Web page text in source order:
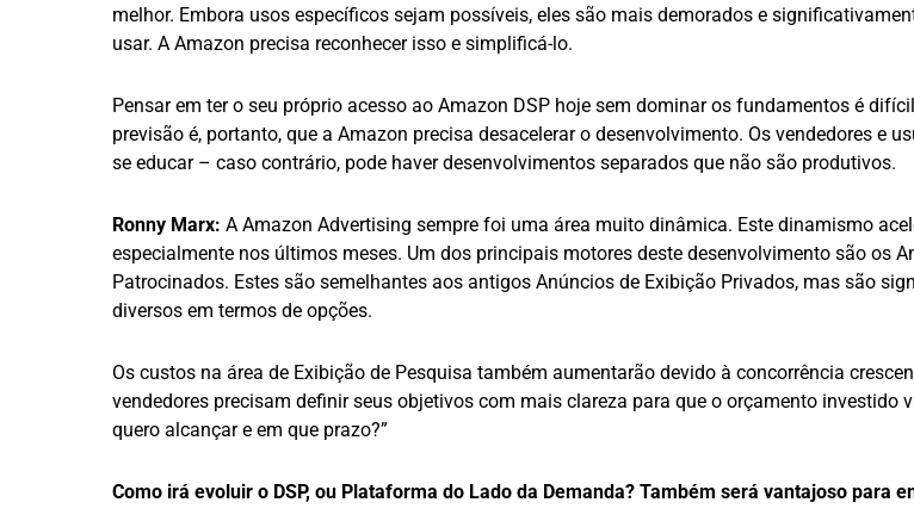
melhor. Embora usos específicos sejam possíveis, eles são mais demorados e
usar. A Amazon precisa reconhecer isso e simplificá-lo.
Pensar em ter o seu próprio acesso ao Amazon DSP hoje sem dominar os fundamentos é
previsão é, portanto, que a Amazon precisa desacelerar o desenvolvimento. Os vendedores e
se educar – caso contrário, pode haver desenvolvimentos separados que não são produtivos.
Ronny Marx: A Amazon Advertising sempre foi uma área muito dinâmica. Este dinamismo
especialmente nos últimos meses. Um dos principais motores deste desenvolvimento são os
Patrocinados. Estes são semelhantes aos antigos Anúncios de Exibição Privados, mas são
diversos em termos de opções.
Os custos na área de Exibição de Pesquisa também aumentarão devido à concorrência
vendedores precisam definir seus objetivos com mais clareza para que o orçamento investido
quero alcançar e em que prazo?”
Como irá evoluir o DSP, ou Plataforma do Lado da Demanda? Também será vantajoso para